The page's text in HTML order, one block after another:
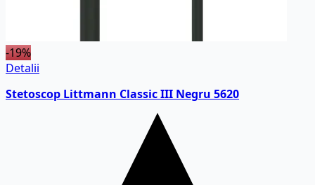
-19%
Detalii
Stetoscop Littmann Classic III Negru 5620